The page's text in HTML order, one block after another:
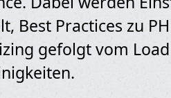
Best Practices zu
gefolgt vom